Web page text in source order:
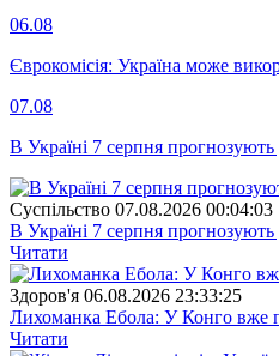
06.08
Єврокомісія: Україна може
07.08
В Україні 7 серпня
Суспiльство 07.08.2026 00:04:03
В Україні 7 серпня
Читати
Здоров'я 06.08.2026 23:33:25
Лихоманка Ебола: У Конго вже
Читати